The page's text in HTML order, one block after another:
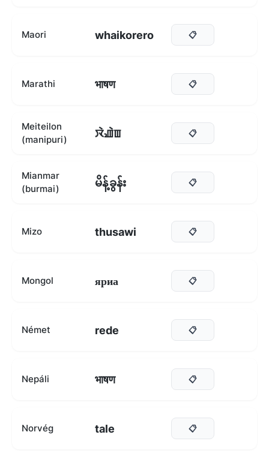
Maori whaikorero 📋
Marathi भाषण 📋
Meiteilon
(manipuri)
ꯋꯥꯉꯥꯡ 📋
Mianmar
(burmai)
မိန့်ခွန်း 📋
Mizo thusawi 📋
Mongol яриа 📋
Német rede 📋
Nepáli भाषण 📋
Norvég tale 📋